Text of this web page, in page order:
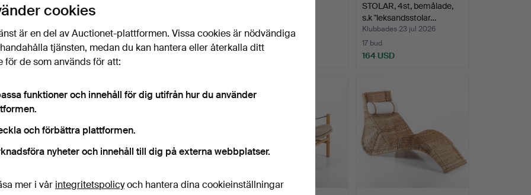
ett par,
"Chesterf…
24 jul 2026
bud
USD
Klubbades 23 jul 2026
13 bud
Klubbades 23 jul 2026
1 bud
STOLAR, 4st, bemålade,
s.k "leksandsstolar…
Klubbades 23 jul 2026
17 bud
164 USD
cookies
är en del av Auctionet-plattformen. Vissa cookies är nödvändiga
tjänsten, medan du kan hantera eller återkalla ditt
för de som används för att:
funktioner och innehåll för dig utifrån hur du använder
och förbättra plattformen.
nyheter och innehåll till dig på externa webbplatser.
mer i vår integritetspolicyoch hantera dina cookieinställningar